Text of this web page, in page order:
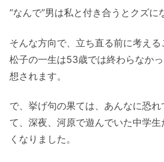
“なんで”男は私と付き合うとクズに
そんな方向で、立ち直る前に考える
松子の一生は53歳では終わらなか
想されます。
で、挙げ句の果ては、あんなに恐れ
て、深夜、河原で遊んでいた中学
くなりました。